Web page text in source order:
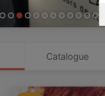
Catalogue